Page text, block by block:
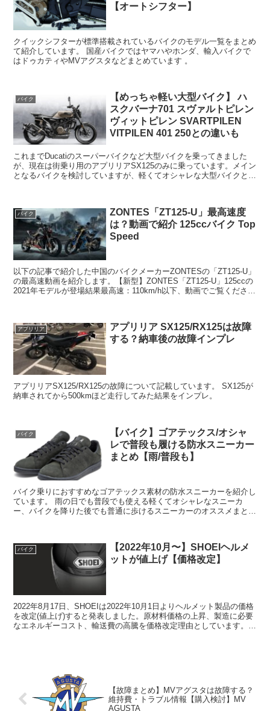
【オートシフター】
クイックシフターが標準搭載されているバイクのモデル一覧をまとめ
て紹介しています。 国産バイクではヤマハやホンダ、輸入バイクで
はドゥカティやMVアグスタなどまとめています 。
バイク
【めっちゃ軽い大型バイク】 ハ
スクバーナ701 スヴァルトピレン
ヴィットピレン SVARTPILEN
VITPILEN 401 250との違いも
これまでDucatiのスーパーバイクなど大型バイクを乗ってきました
が、現在は街乗り用のアプリリアSX125のみに乗っています。メイン
となるバイクを検討していますが、軽くてオシャレな大型バイクとい
バイク
ZONTES「ZT125-U」最高速度
は？動画で紹介 125ccバイク Top
Speed
以下の記事で紹介した中国のバイクメーカーZONTESの「ZT125-U」
の最高速動画を紹介します。【新型】ZONTES「ZT125-U」125ccの
2021年モデルが登場結果最高速：110km/h以下、動画でご覧くださ
アプリリア
アプリリア SX125/RX125は故障
する？納車後の故障インプレ
アプリリアSX125/RX125の故障について記載しています。 SX125が
納車されてから500kmほど走行してみた結果をインプレ。
バイク
【バイク】ゴアテックス/オシャ
レで普段も履ける防水スニーカー
まとめ【雨/普段も】
バイク乗りにおすすめなゴアテックス素材の防水スニーカーを紹介し
ています。 雨の日でも普段でも使える軽くてオシャレなスニーカ
ー、バイクを降りた後でも普通に歩けるスニーカーのオススメまと
バイク
【2022年10月〜】SHOEIヘルメ
ットが値上げ【価格改定】
2022年8月17日、SHOEIは2022年10月1日よりヘルメット製品の価格
を改定(値上げ)すると発表しました。原材料価格の上昇、製造に必要
なエネルギーコスト、輸送費の高騰を価格改定理由としています。原
【故障まとめ】MVアグスタは故障する？
維持費・トラブル情報【購入検討】MV
AGUSTA